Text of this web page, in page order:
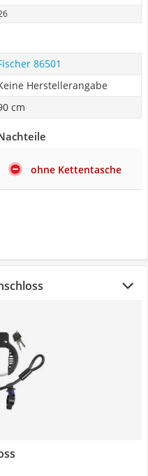
86501
Herstellerangabe
cm
ohne Kettentasche